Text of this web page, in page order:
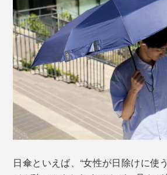
日傘といえば、“女性が日除けに使